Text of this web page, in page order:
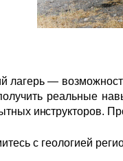
лагерь —
реальные
инструкторов.
с геологией